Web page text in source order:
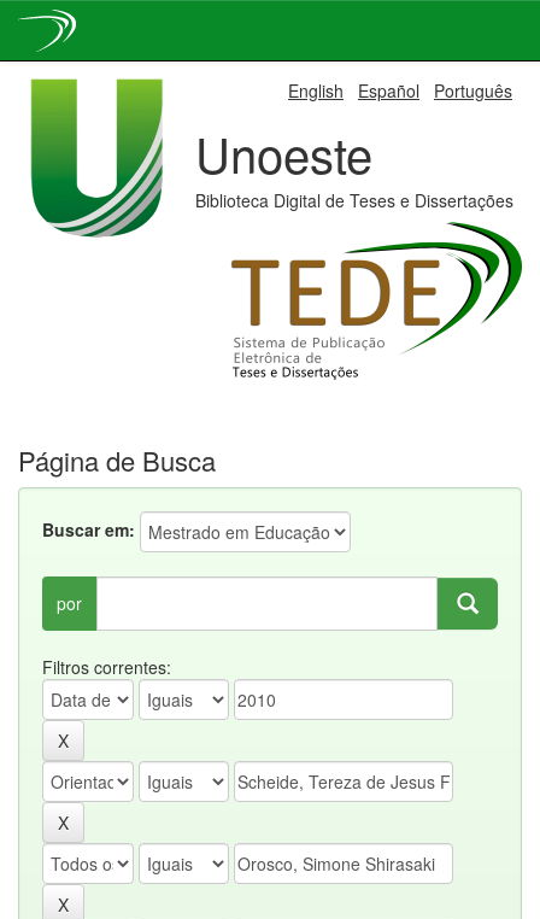
English Español Português
Unoeste
Biblioteca Digital de Teses e Dissertações
Página de Busca
Buscar em:
por
Filtros correntes: